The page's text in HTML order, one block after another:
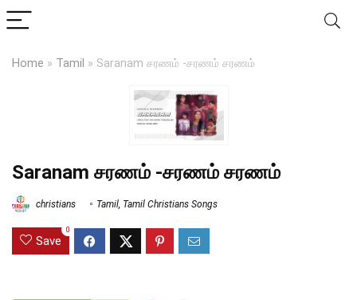
Home » Tamil » Saranam சரணம் -சரணம் சரணம்
Saranam சரணம் -சரணம் சரணம்
christians Tamil Tamil Christians Songs
Save
0